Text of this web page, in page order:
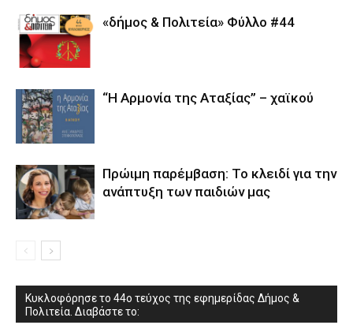
«δήμος & Πολιτεία» Φύλλο #44
“Η Αρμονία της Αταξίας” – χαϊκού
Πρώιμη παρέμβαση: Το κλειδί για την
ανάπτυξη των παιδιών µας
Κυκλοφόρησε το 44ο τεύχος της εφημερίδας Δήμος &
Πολιτεία. Διαβάστε το: